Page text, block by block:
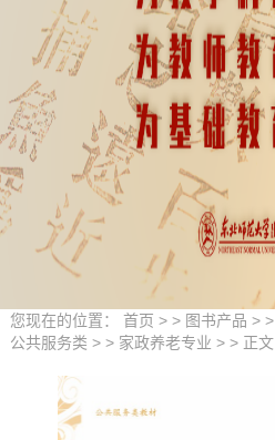
您现在的位置： 首页 > > 图书产品 > >
公共服务类 > > 家政养老专业 > > 正文